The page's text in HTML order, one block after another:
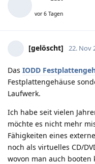
vor 6 Tagen
[gelöscht] 22. Nov
Das IODD
Festplattengehäuse
Laufwerk.
Ich habe seit vielen
möchte es nicht mehr
Fähigkeiten eines
noch als virtuelles CD/
wovon man auch booten